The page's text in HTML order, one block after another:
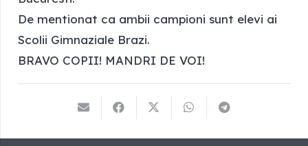
De mentionat ca ambii campioni sunt elevi ai
Scolii Gimnaziale Brazi.
BRAVO COPII! MANDRI DE VOI!